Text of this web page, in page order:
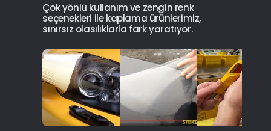
Çok yönlü kullanım ve zengin renk
seçenekleri ile kaplama ürünlerimiz,
sınırsız olasılıklarla fark yaratıyor.